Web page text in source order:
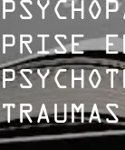
PRISE